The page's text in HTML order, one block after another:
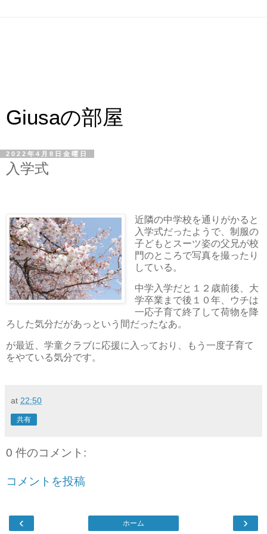
Giusaの部屋
2022年4月8日金曜日
入学式
近隣の中学校を通りがかると
入学式だったようで、制服の
子どもとスーツ姿の父兄が校
門のところで写真を撮ったり
している。
中学入学だと１２歳前後、大
学卒業まで後１０年、ウチは
一応子育て終了して荷物を降
ろした気分だがあっという間だったなあ。
が最近、学童クラブに応援に入っており、もう一度子育て
をやている気分です。
at 22:50
共有
0 件のコメント:
コメントを投稿
‹ ›
ホーム